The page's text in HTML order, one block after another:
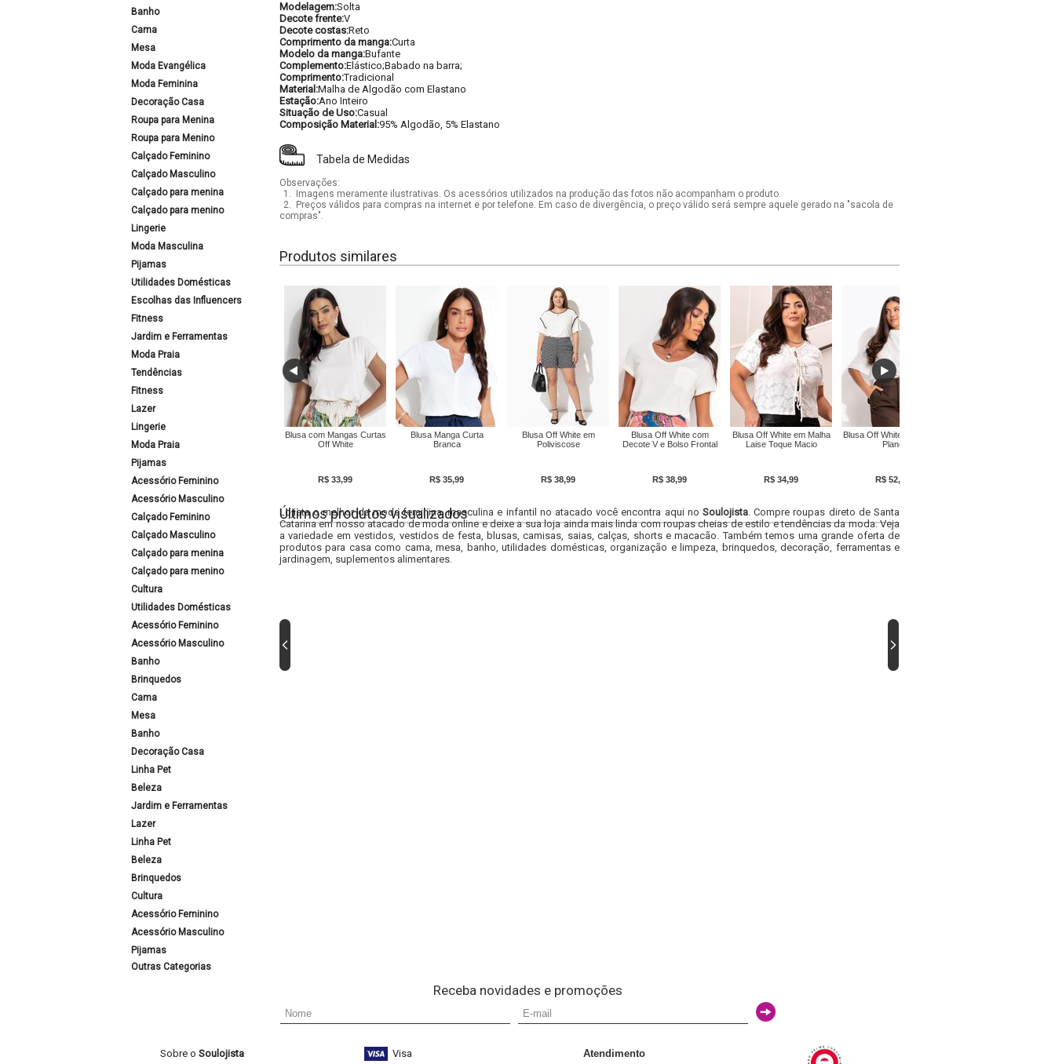
Banho
Cama
Mesa
Moda Evangélica
Moda Feminina
Decoração Casa
Roupa para Menina
Roupa para Menino
Calçado Feminino
Calçado Masculino
Calçado para menina
Calçado para menino
Lingerie
Moda Masculina
Pijamas
Utilidades Domésticas
Escolhas das Influencers
Fitness
Jardim e Ferramentas
Moda Praia
Tendências
Fitness
Lazer
Lingerie
Moda Praia
Pijamas
Acessório Feminino
Acessório Masculino
Calçado Feminino
Calçado Masculino
Calçado para menina
Calçado para menino
Cultura
Utilidades Domésticas
Acessório Feminino
Acessório Masculino
Banho
Brinquedos
Cama
Mesa
Banho
Decoração Casa
Linha Pet
Beleza
Jardim e Ferramentas
Lazer
Linha Pet
Beleza
Brinquedos
Cultura
Acessório Feminino
Acessório Masculino
Pijamas
Outras Categorias
Modelagem:Solta
Decote frente:V
Decote costas:Reto
Comprimento da manga:Curta
Modelo da manga:Bufante
Complemento:Elástico;Babado na barra;
Comprimento:Tradicional
Material:Malha de Algodão com Elastano
Estação:Ano Inteiro
Situação de Uso:Casual
Composição Material:95% Algodão, 5% Elastano
Tabela de Medidas
Observações:
1.
Imagens meramente ilustrativas. Os acessórios utilizados na produção das fotos não acompanham o produto.
2.
Preços válidos para compras na internet e por telefone. Em caso de divergência, o preço válido será sempre aquele gerado na "sacola de
compras".
Produtos similares
Blusa com Mangas Curtas
Off White
R$ 33,99
Blusa Manga Curta
Branca
R$ 35,99
Blusa Off White em
Poliviscose
R$ 38,99
Blusa Off White com
Decote V e Bolso Frontal
R$ 38,99
Blusa Off White em Malha
Laise Toque Macio
R$ 34,99
Blusa Off White em Crepe
Plano
R$ 52,69
Últimos produtos visualizados
Lojista o melhor da moda feminina, masculina e infantil no atacado você encontra aqui no Soulojista. Compre roupas direto de Santa
Catarina em nosso atacado de moda online e deixe a sua loja ainda mais linda com roupas cheias de estilo e tendências da moda. Veja
a variedade em vestidos, vestidos de festa, blusas, camisas, saias, calças, shorts e macacão. Também temos uma grande oferta de
produtos para casa como cama, mesa, banho, utilidades domésticas, organização e limpeza, brinquedos, decoração, ferramentas e
jardinagem, suplementos alimentares.
Receba novidades e promoções
Sobre o Soulojista Visa Atendimento